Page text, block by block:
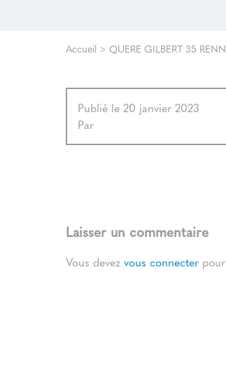
Accueil > QUERE GILBERT 35
Publié le 20 janvier 2023
Par
Laisser un commentaire
Vous devez vous connecter